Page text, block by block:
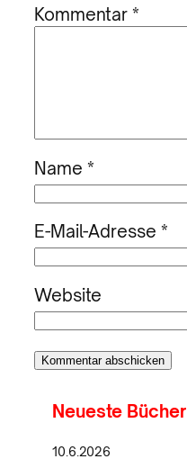
Kommentar*
Name *
E-Mail-Adresse *
Website
Neueste Bücher
10.6.2026